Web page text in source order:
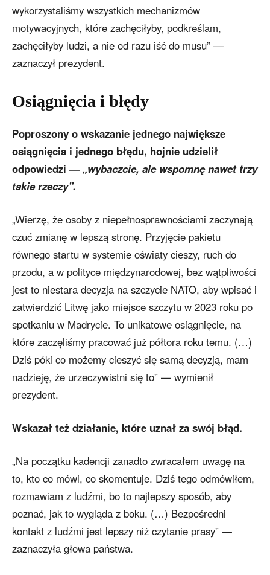
wykorzystaliśmy wszystkich mechanizmów
motywacyjnych, które zachęciłyby, podkreślam,
zachęciłyby ludzi, a nie od razu iść do musu” —
zaznaczył prezydent.
Osiągnięcia i błędy
Poproszony o wskazanie jednego największe
osiągnięcia i jednego błędu, hojnie udzielił
odpowiedzi — „wybaczcie, ale wspomnę nawet trzy
takie rzeczy”.
„Wierzę, że osoby z niepełnosprawnościami zaczynają
czuć zmianę w lepszą stronę. Przyjęcie pakietu
równego startu w systemie oświaty cieszy, ruch do
przodu, a w polityce międzynarodowej, bez wątpliwości
jest to niestara decyzja na szczycie NATO, aby wpisać i
zatwierdzić Litwę jako miejsce szczytu w 2023 roku po
spotkaniu w Madrycie. To unikatowe osiągnięcie, na
które zaczęliśmy pracować już półtora roku temu. (…)
Dziś póki co możemy cieszyć się samą decyzją, mam
nadzieję, że urzeczywistni się to” — wymienił
prezydent.
Wskazał też działanie, które uznał za swój błąd.
„Na początku kadencji zanadto zwracałem uwagę na
to, kto co mówi, co skomentuje. Dziś tego odmówiłem,
rozmawiam z ludźmi, bo to najlepszy sposób, aby
poznać, jak to wygląda z boku. (…) Bezpośredni
kontakt z ludźmi jest lepszy niż czytanie prasy” —
zaznaczyła głowa państwa.